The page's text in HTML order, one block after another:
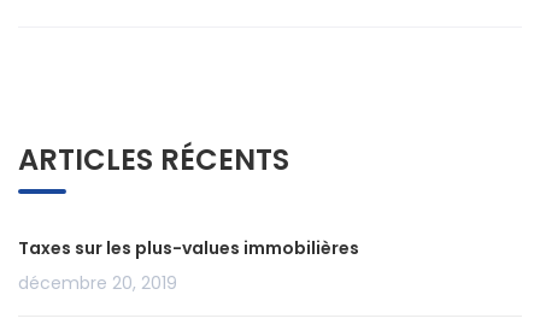
ARTICLES RÉCENTS
Taxes sur les plus-values immobilières
décembre 20, 2019